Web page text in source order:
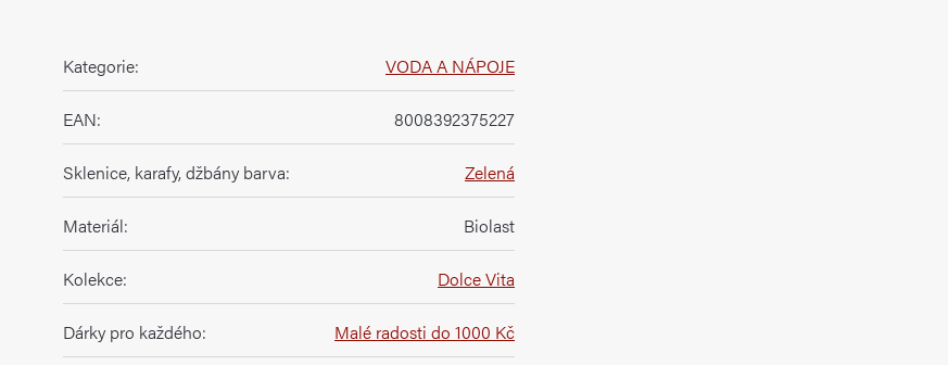
Kategorie: VODA A NÁPOJE
EAN: 8008392375227
Sklenice, karafy, džbány barva: Zelená
Materiál: Biolast
Kolekce: Dolce Vita
Dárky pro každého: Malé radosti do 1000 Kč